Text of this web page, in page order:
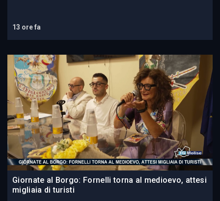
13 ore fa
Giornate al Borgo: Fornelli torna al medioevo, attesi
migliaia di turisti